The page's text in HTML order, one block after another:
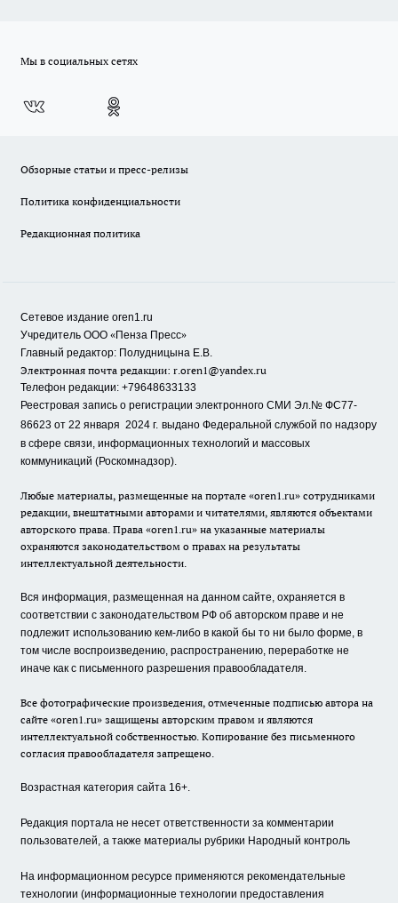
Мы в социальных сетях
Обзорные статьи и пресс-релизы
Политика конфиденциальности
Редакционная политика
Сетевое издание oren1.ru
Учредитель ООО «Пенза Пресс»
Главный редактор: Полудницына Е.В.
Электронная почта редакции: r.oren1@yandex.ru
Телефон редакции: +79648633133
Реестровая запись о регистрации электронного СМИ Эл.№ ФС77-
86623 от 22 января 2024 г. выдано Федеральной службой по надзору
в сфере связи, информационных технологий и массовых
коммуникаций (Роскомнадзор).
Любые материалы, размещенные на портале «oren1.ru» сотрудниками
редакции, внештатными авторами и читателями, являются объектами
авторского права. Права «oren1.ru» на указанные материалы
охраняются законодательством о правах на результаты
интеллектуальной деятельности.
Вся информация, размещенная на данном сайте, охраняется в
соответствии с законодательством РФ об авторском праве и не
подлежит использованию кем-либо в какой бы то ни было форме, в
том числе воспроизведению, распространению, переработке не
иначе как с письменного разрешения правообладателя.
Все фотографические произведения, отмеченные подписью автора на
сайте «oren1.ru» защищены авторским правом и являются
интеллектуальной собственностью. Копирование без письменного
согласия правообладателя запрещено.
Возрастная категория сайта 16+.
Редакция портала не несет ответственности за комментарии
пользователей, а также материалы рубрики Народный контроль
На информационном ресурсе применяются рекомендательные
технологии (информационные технологии предоставления